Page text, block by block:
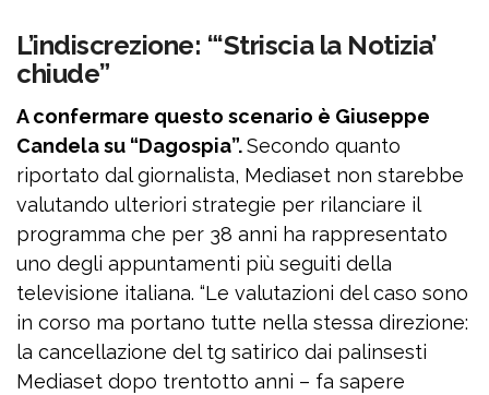
L’indiscrezione: “‘Striscia la Notizia’
chiude”
A confermare questo scenario è Giuseppe
Candela su “Dagospia”.Secondo quanto
riportato dal giornalista, Mediaset non starebbe
valutando ulteriori strategie per rilanciare il
programma che per 38 anni ha rappresentato
uno degli appuntamenti più seguiti della
televisione italiana. “Le valutazioni del caso sono
in corso ma portano tutte nella stessa direzione:
la cancellazione del tg satirico dai palinsesti
Mediaset dopo trentotto anni – fa sapere